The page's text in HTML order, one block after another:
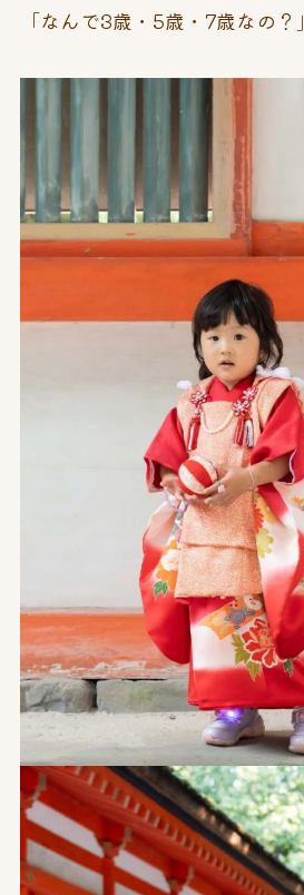
「なんで3歳・5歳・7歳なの？」